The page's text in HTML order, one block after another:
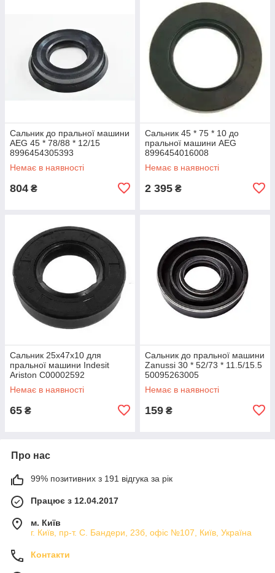
Сальник до пральної машини
AEG 45 * 78/88 * 12/15
8996454305393
Немає в наявності
804 ₴
Сальник 45 * 75 * 10 до
пральної машини AEG
8996454016008
Немає в наявності
2 395 ₴
Сальник 25x47x10 для
пральної машини Indesit
Ariston C00002592
Немає в наявності
65 ₴
Сальник до пральної машини
Zanussi 30 * 52/73 * 11.5/15.5
50095263005
Немає в наявності
159 ₴
Про нас
99% позитивних з 191 відгука за рік
Працює з 12.04.2017
м. Київ
г. Київ, пр-т. С. Бандери, 23б, офіс №107, Київ, Україна
Контакти